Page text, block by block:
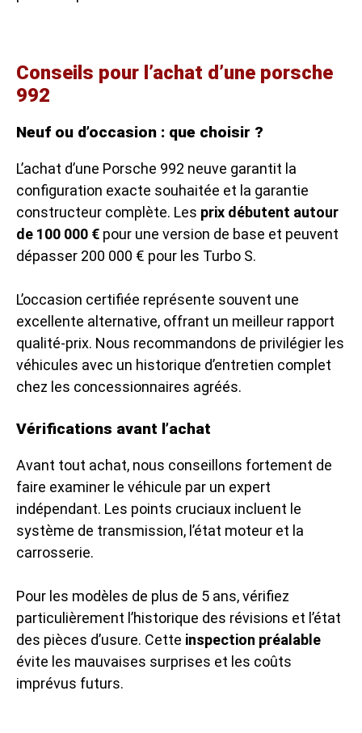
Conseils pour l’achat d’une porsche
992
Neuf ou d’occasion : que choisir ?
L’achat d’une Porsche 992 neuve garantit la
configuration exacte souhaitée et la garantie
constructeur complète. Les prix débutent autour
de 100 000 € pour une version de base et peuvent
dépasser 200 000 € pour les Turbo S.
L’occasion certifiée représente souvent une
excellente alternative, offrant un meilleur rapport
qualité-prix. Nous recommandons de privilégier les
véhicules avec un historique d’entretien complet
chez les concessionnaires agréés.
Vérifications avant l’achat
Avant tout achat, nous conseillons fortement de
faire examiner le véhicule par un expert
indépendant. Les points cruciaux incluent le
système de transmission, l’état moteur et la
carrosserie.
Pour les modèles de plus de 5 ans, vérifiez
particulièrement l’historique des révisions et l’état
des pièces d’usure. Cette inspection préalable
évite les mauvaises surprises et les coûts
imprévus futurs.